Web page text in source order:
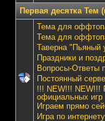
Первая десятка Тем
Тема для
Тема для
Таверна "Пьяный
Праздники и
Вопросы-Ответы
Постоянный
!!! NEW!!! NEW!!!
официальных игр
Играем прямо
Игра по